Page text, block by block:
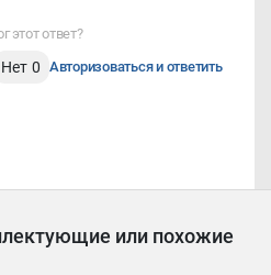
этот ответ?
Нет 0 Авторизоваться и ответить
или похожие